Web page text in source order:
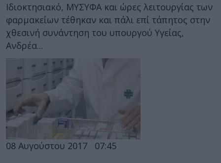
Ιδιοκτησιακό, ΜΥΣΥΦΑ και ώρες λειτουργίας των
φαρμακείων τέθηκαν και πάλι επί τάπητος στην
χθεσινή συνάντηση του υπουργού Υγείας,
Ανδρέα...
08 Αυγούστου 2017 07:45